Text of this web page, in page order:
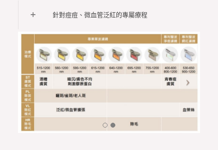
針對痘痘、微血管泛紅的專屬療程